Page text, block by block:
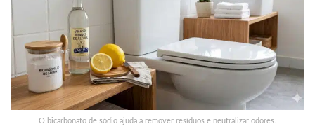
O bicarbonato de sódio ajuda a remover resíduos e neutralizar odores.